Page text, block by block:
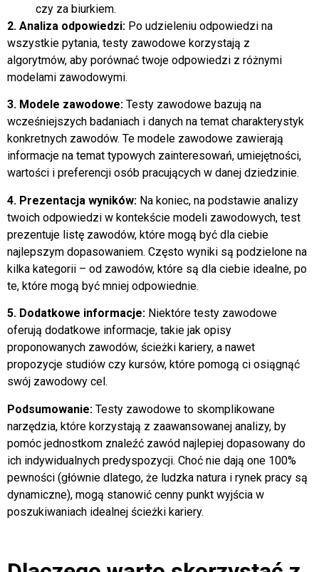
czy za biurkiem.
2. Analiza odpowiedzi: Po udzieleniu odpowiedzi na
wszystkie pytania, testy zawodowe korzystają z
algorytmów, aby porównać twoje odpowiedzi z różnymi
modelami zawodowymi.
3. Modele zawodowe: Testy zawodowe bazują na
wcześniejszych badaniach i danych na temat charakterystyk
konkretnych zawodów. Te modele zawodowe zawierają
informacje na temat typowych zainteresowań, umiejętności,
wartości i preferencji osób pracujących w danej dziedzinie.
4. Prezentacja wyników: Na koniec, na podstawie analizy
twoich odpowiedzi w kontekście modeli zawodowych, test
prezentuje listę zawodów, które mogą być dla ciebie
najlepszym dopasowaniem. Często wyniki są podzielone na
kilka kategorii – od zawodów, które są dla ciebie idealne, po
te, które mogą być mniej odpowiednie.
5. Dodatkowe informacje: Niektóre testy zawodowe
oferują dodatkowe informacje, takie jak opisy
proponowanych zawodów, ścieżki kariery, a nawet
propozycje studiów czy kursów, które pomogą ci osiągnąć
swój zawodowy cel.
Podsumowanie: Testy zawodowe to skomplikowane
narzędzia, które korzystają z zaawansowanej analizy, by
pomóc jednostkom znaleźć zawód najlepiej dopasowany do
ich indywidualnych predyspozycji. Choć nie dają one 100%
pewności (głównie dlatego, że ludzka natura i rynek pracy są
dynamiczne), mogą stanowić cenny punkt wyjścia w
poszukiwaniach idealnej ścieżki kariery.